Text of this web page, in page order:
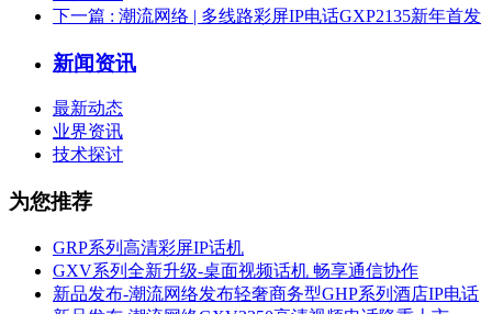
下一篇 : 潮流网络 | 多线路彩屏IP电话GXP2135新年首发
新闻资讯
最新动态
业界资讯
技术探讨
为您推荐
GRP系列高清彩屏IP话机
GXV系列全新升级-桌面视频话机 畅享通信协作
新品发布-潮流网络发布轻奢商务型GHP系列酒店IP电话